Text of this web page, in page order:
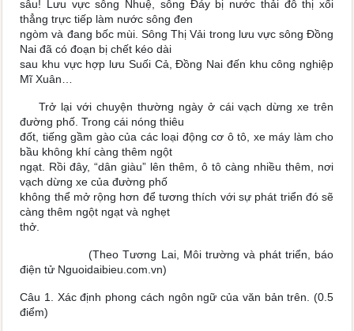
sâu! Lưu vực sông Nhuệ, sông Đáy bị nước thải đô thị xối
thẳng trực tiếp làm nước sông đen
ngòm và đang bốc mùi. Sông Thị Vải trong lưu vực sông Đồng
Nai đã có đoạn bị chết kéo dài
sau khu vực hợp lưu Suối Cả, Đồng Nai đến khu công nghiệp
Mĩ Xuân…
Trở lại với chuyện thường ngày ở cái vạch dừng xe trên
đường phố. Trong cái nóng thiêu
đốt, tiếng gầm gào của các loại động cơ ô tô, xe máy làm cho
bầu không khí càng thêm ngột
ngạt. Rồi đây, “dân giàu” lên thêm, ô tô càng nhiều thêm, nơi
vạch dừng xe của đường phố
không thể mở rộng hơn để tương thích với sự phát triển đó sẽ
càng thêm ngột ngạt và nghẹt
thở.
(Theo Tương Lai, Môi trường và phát triển, báo
điện tử Nguoidaibieu.com.vn)
Câu 1. Xác định phong cách ngôn ngữ của văn bản trên. (0.5
điểm)